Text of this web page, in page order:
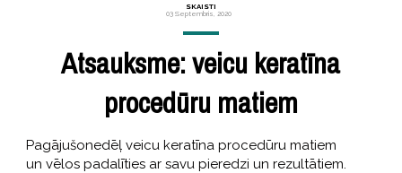
SKAISTI
03 Septembris, 2020
Atsauksme: veicu keratīna
procedūru matiem
Pagājušonedēļ veicu keratīna procedūru matiem
un vēlos padalīties ar savu pieredzi un rezultātiem.